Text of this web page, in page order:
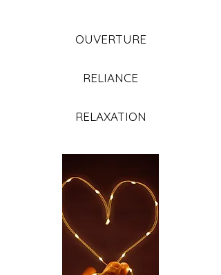
OUVERTURE
RELIANCE
RELAXATION